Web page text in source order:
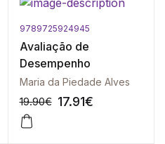
9789725924945
Avaliação de
Desempenho
Maria da Piedade Alves
19.90€ 17.91€